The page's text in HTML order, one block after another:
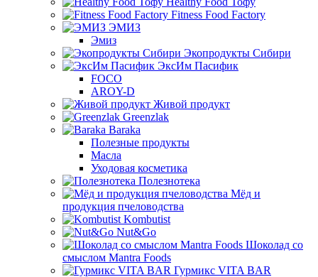
Fitness Food Factory
ЭМИЗ
Эмиз
Экопродукты Сибири
ЭксИм Пасифик
FOCO
AROY-D
Живой продукт
Greenzlak
Baraka
Полезные продукты
Масла
Уходовая косметика
Полезнотека
Мёд и
продукция пчеловодства
Kombutist
Nut&Go
Шоколад со
смыслом Mantra Foods
Гурмикс VITA BAR